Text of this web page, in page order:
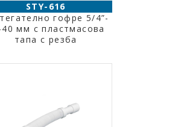
STY-616
гофре 5/4”-
40 мм с пластмасова
тапа с резба